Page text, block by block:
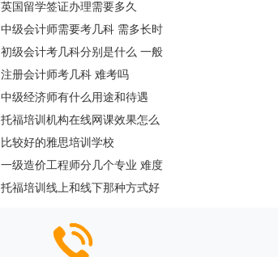
英国留学签证办理需要多久
中级会计师需要考几科 需多长时
初级会计考几科分别是什么 一般
注册会计师考几科 难考吗
中级经济师有什么用途和待遇
托福培训机构在线网课效果怎么
比较好的雅思培训学校
一级造价工程师分几个专业 难度
托福培训线上和线下那种方式好